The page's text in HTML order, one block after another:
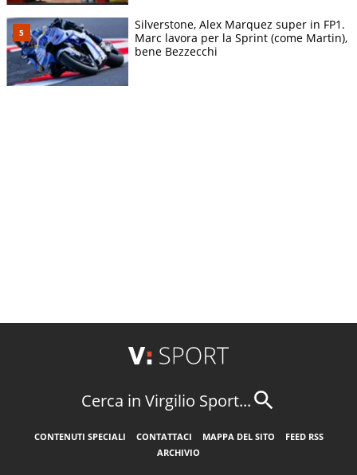
Silverstone, Alex Marquez super in FP1.
Marc lavora per la Sprint (come Martin),
bene Bezzecchi
Cerca in Virgilio Sport...
CONTENUTI SPECIALI CONTATTACI MAPPA DEL SITO
FEED RSS
ARCHIVIO